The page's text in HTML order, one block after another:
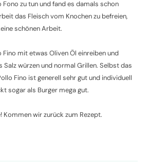
zu tun und fand es damals schon
das Fleisch vom Knochen zu befreien,
schönen Arbeit.
mit etwas Oliven Öl einreiben und
würzen und normal Grillen. Selbst das
Fino ist generell sehr gut und individuell
sogar als Burger mega gut.
Kommen wir zurück zum Rezept.